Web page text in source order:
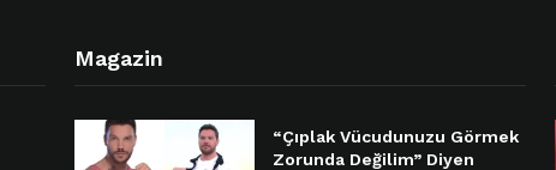
Magazin
“Çıplak Vücudunuzu Görmek
Zorunda Değilim” Diyen